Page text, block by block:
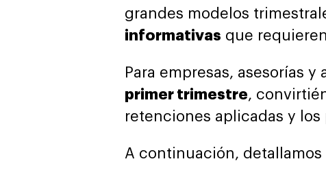
grandes modelos
informativas que
Para empresas, asesorías
primer trimestre,
retenciones aplicadas y
A continuación,